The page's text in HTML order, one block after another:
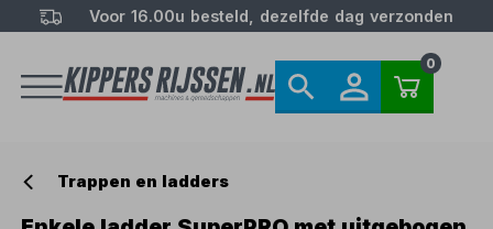
Voor 16.00u besteld, dezelfde dag verzonden
0
Trappen en ladders